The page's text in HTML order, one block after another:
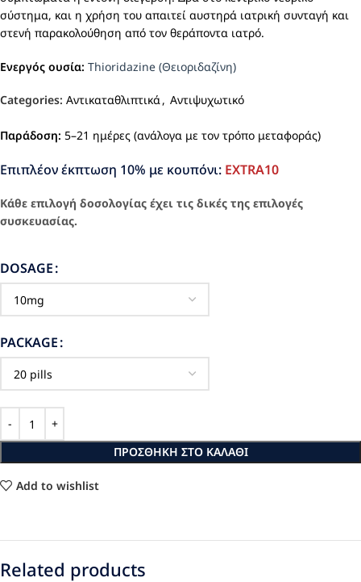
σύστημα, και η χρήση του απαιτεί αυστηρά ιατρική συνταγή και
στενή παρακολούθηση από τον θεράποντα ιατρό.
Ενεργός ουσία: Thioridazine (Θειοριδαζίνη)
Categories: Αντικαταθλιπτικά, Αντιψυχωτικό
Παράδοση: 5–21 ημέρες (ανάλογα με τον τρόπο μεταφοράς)
Επιπλέον έκπτωση 10% με κουπόνι: EXTRA10
Κάθε επιλογή δοσολογίας έχει τις δικές της επιλογές
συσκευασίας.
DOSAGE
PACKAGE
ΠΡΟΣΘΉΚΗ ΣΤΟ ΚΑΛΆΘΙ
Add to wishlist
Related products